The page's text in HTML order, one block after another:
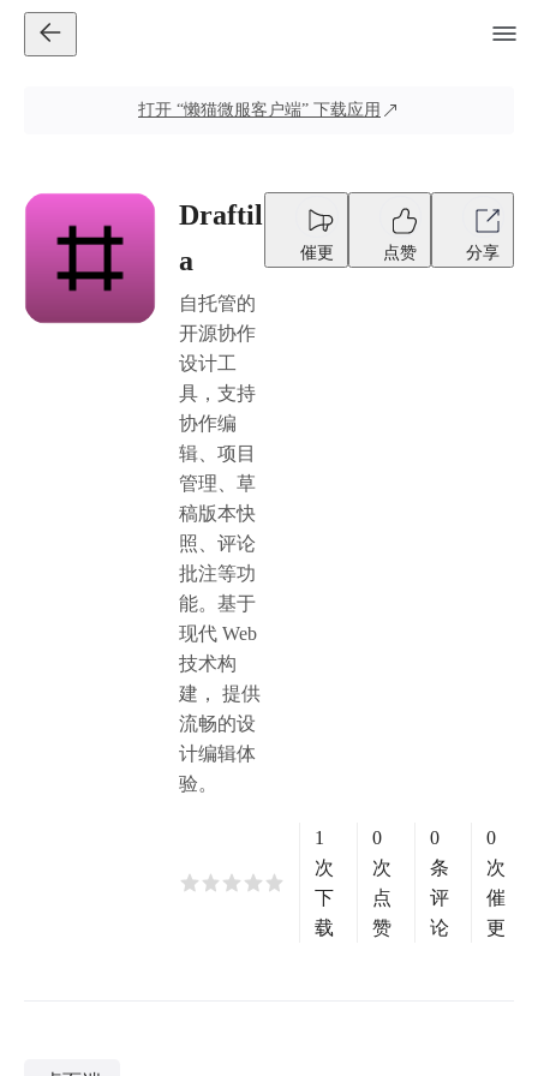
打开 “懒猫微服客户端” 下载应用
Draftil
a
自托管的
开源协作
设计工
具，支持
协作编
辑、项目
管理、草
稿版本快
照、评论
批注等功
能。基于
现代 Web
技术构
建， 提供
流畅的设
计编辑体
验。
催更 点赞 分享
1
次
下
载
0
次
点
赞
0
条
评
论
0
次
催
更